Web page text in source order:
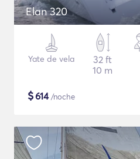
Elan 320
Yate de vela
32 ft
10 m
$614/noche